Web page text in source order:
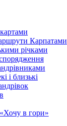
Карпатами
річками
і близькі
в гори»